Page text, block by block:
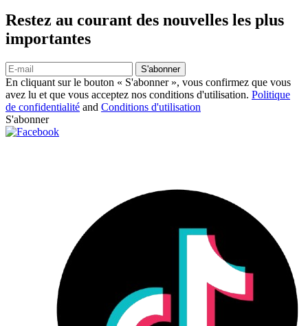
Restez au courant des nouvelles les plus
importantes
S'abonner
En cliquant sur le bouton « S'abonner », vous confirmez que vous
avez lu et que vous acceptez nos conditions d'utilisation. Politique
de confidentialité and Conditions d'utilisation
S'abonner